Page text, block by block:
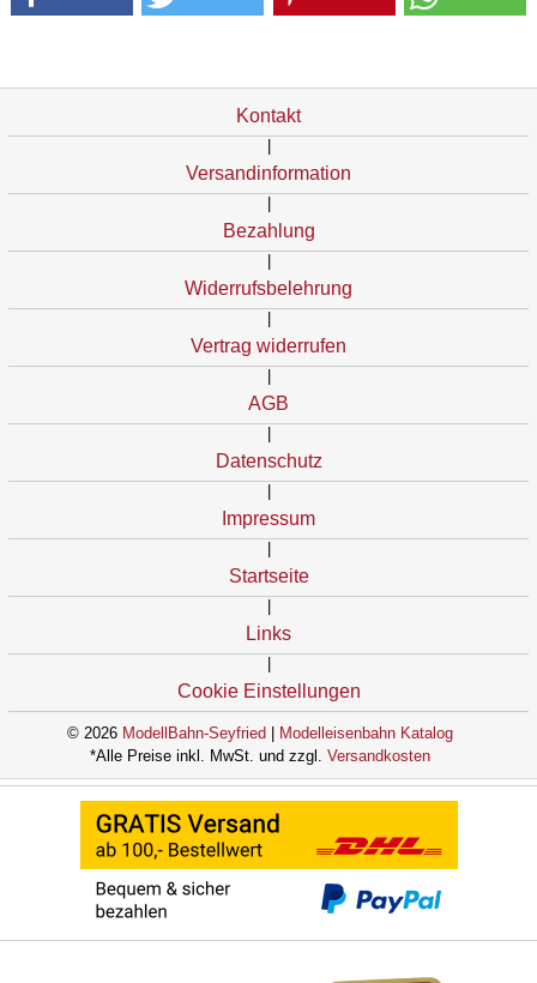
Kontakt
Versandinformation
Bezahlung
Widerrufsbelehrung
Vertrag widerrufen
AGB
Datenschutz
Impressum
Startseite
Links
Cookie Einstellungen
© 2026 ModellBahn-Seyfried
Modelleisenbahn Katalog
*Alle Preise inkl. MwSt. und zzgl. Versandkosten